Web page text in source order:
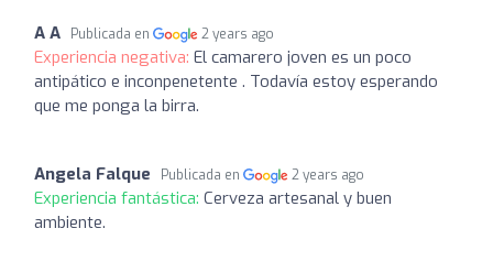
A A Publicada en 2 years ago
Experiencia negativa: El camarero joven es un poco
antipático e inconpenetente . Todavía estoy esperando
que me ponga la birra.
Angela Falque Publicada en 2 years ago
Experiencia fantástica: Cerveza artesanal y buen
ambiente.